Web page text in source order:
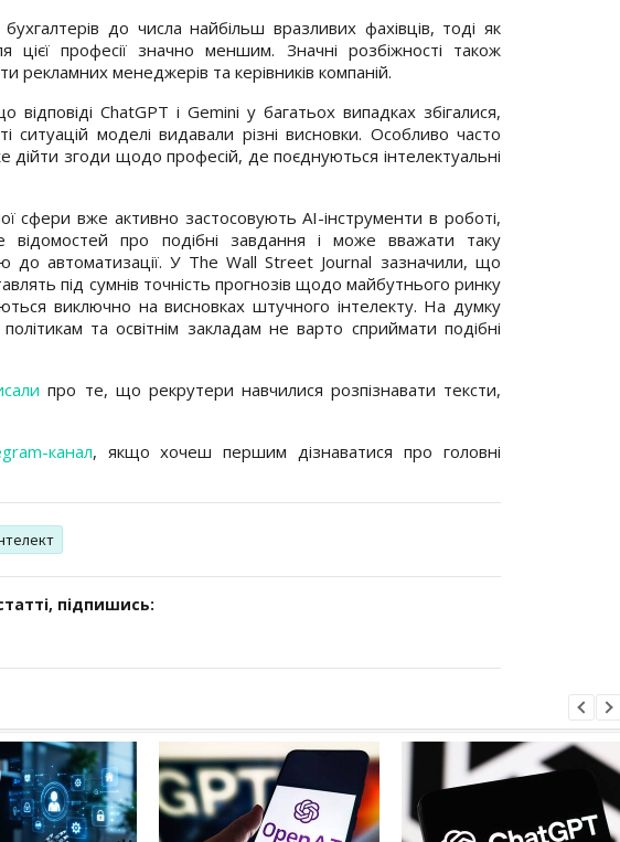
до числа найбільш вразливих фахівців, тоді як
цієї професії значно меншим. Значні розбіжності також
рекламних менеджерів та керівників компаній.
ChatGPT і Gemini у багатьох випадках збігалися,
ситуацій моделі видавали різні висновки. Особливо часто
дійти згоди щодо професій, де поєднуються інтелектуальні
сфери вже активно застосовують AI-інструменти в роботі,
відомостей про подібні завдання і може вважати таку
до автоматизації. У The Wall Street Journal зазначили, що
під сумнів точність прогнозів щодо майбутнього ринку
виключно на висновках штучного інтелекту. На думку
та освітнім закладам не варто сприймати подібні
про те, що рекрутери навчилися розпізнавати тексти,
канал, якщо хочеш першим дізнаватися про головні
підпишись: